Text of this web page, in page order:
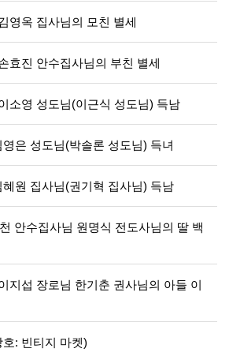
영옥 집사님의 모친 별세
효진 안수집사님의 부친 별세
소영 성도님(이근식 성도님) 득남
은 성도님(박솔론 성도님) 득녀
원 집사님(권기혁 집사님) 득남
안수집사님 원명식 전도사님의 딸 백
지섭 장로님 한기춘 권사님의 아들 이
: 빈티지 마켓)